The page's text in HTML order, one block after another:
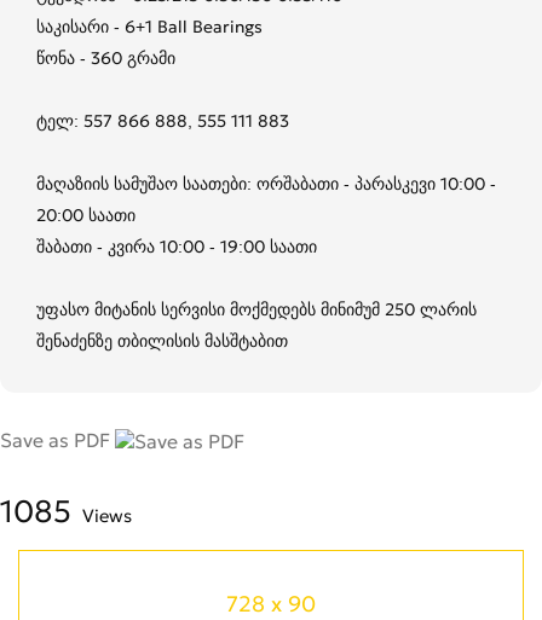
საკისარი - 6+1 Ball Bearings
წონა - 360 გრამი
ტელ: 557 866 888, 555 111 883
მაღაზიის სამუშაო საათები: ორშაბათი - პარასკევი 10:00 -
20:00 საათი
შაბათი - კვირა 10:00 - 19:00 საათი
უფასო მიტანის სერვისი მოქმედებს მინიმუმ 250 ლარის
შენაძენზე თბილისის მასშტაბით
Save as PDF
1085 Views
728 x 90